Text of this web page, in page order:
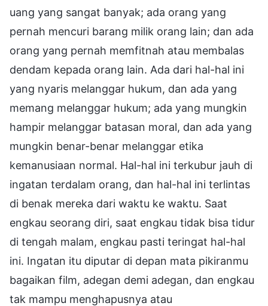
uang yang sangat banyak; ada orang yang
pernah mencuri barang milik orang lain; dan ada
orang yang pernah memfitnah atau membalas
dendam kepada orang lain. Ada dari hal-hal ini
yang nyaris melanggar hukum, dan ada yang
memang melanggar hukum; ada yang mungkin
hampir melanggar batasan moral, dan ada yang
mungkin benar-benar melanggar etika
kemanusiaan normal. Hal-hal ini terkubur jauh di
ingatan terdalam orang, dan hal-hal ini terlintas
di benak mereka dari waktu ke waktu. Saat
engkau seorang diri, saat engkau tidak bisa tidur
di tengah malam, engkau pasti teringat hal-hal
ini. Ingatan itu diputar di depan mata pikiranmu
bagaikan film, adegan demi adegan, dan engkau
tak mampu menghapusnya atau